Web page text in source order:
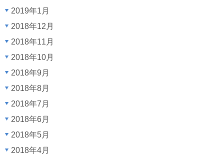
2019年1月
2018年12月
2018年11月
2018年10月
2018年9月
2018年8月
2018年7月
2018年6月
2018年5月
2018年4月